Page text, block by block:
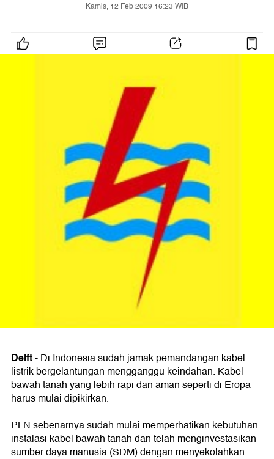
Kamis, 12 Feb 2009 16:23 WIB
Delft-Di Indonesia sudah jamak pemandangan kabel
listrik bergelantungan mengganggu keindahan. Kabel
bawah tanah yang lebih rapi dan aman seperti di Eropa
harus mulai dipikirkan.
PLN sebenarnya sudah mulai memperhatikan kebutuhan
instalasi kabel bawah tanah dan telah menginvestasikan
sumber daya manusia (SDM) dengan menyekolahkan